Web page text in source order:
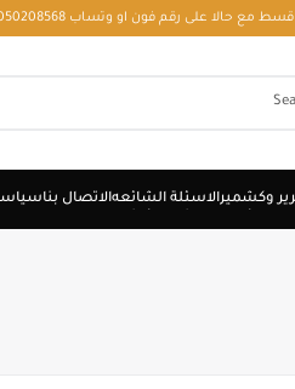
قسط مع حالا على رقم فون او وتساب 01050208568 - Installment with Hala on phone number or WhatsApp 01050208568